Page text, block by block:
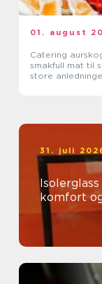
01. august
Catering
smakfull mat til
store
31. juli
Isolerglass smart oppgradering for
komfort